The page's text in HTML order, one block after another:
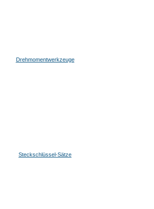
Drehmomentwerkzeuge
Steckschlüssel-Sätze